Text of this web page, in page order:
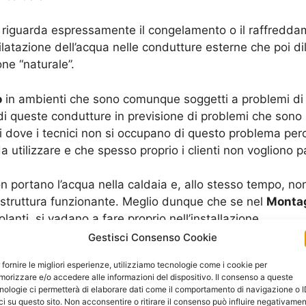
Gestisci Consenso Cookie
fornire le migliori esperienze, utilizziamo tecnologie come i cookie per
e/o accedere alle informazioni del dispositivo. Il consenso a queste
ci permetterà di elaborare dati come il comportamento di navigazione o
su questo sito. Non acconsentire o ritirare il consenso può influire
espressamente il congelamento o il
dell’acqua nelle condutture esterne che poi
“naturale”.
in ambienti che sono comunque soggetti a problemi
queste condutture in previsione di problemi che
i tecnici non si occupano di questo problema
utilizzare e che spesso proprio i clienti non vogliono
portano l’acqua nella caldaia e, allo stesso tempo,
funzionante. Meglio dunque che se nel
si vadano a fare proprio nell’installazione.
non va a dare problemi diretti, alle volte si propone
di umidità che vanno poi a incidere